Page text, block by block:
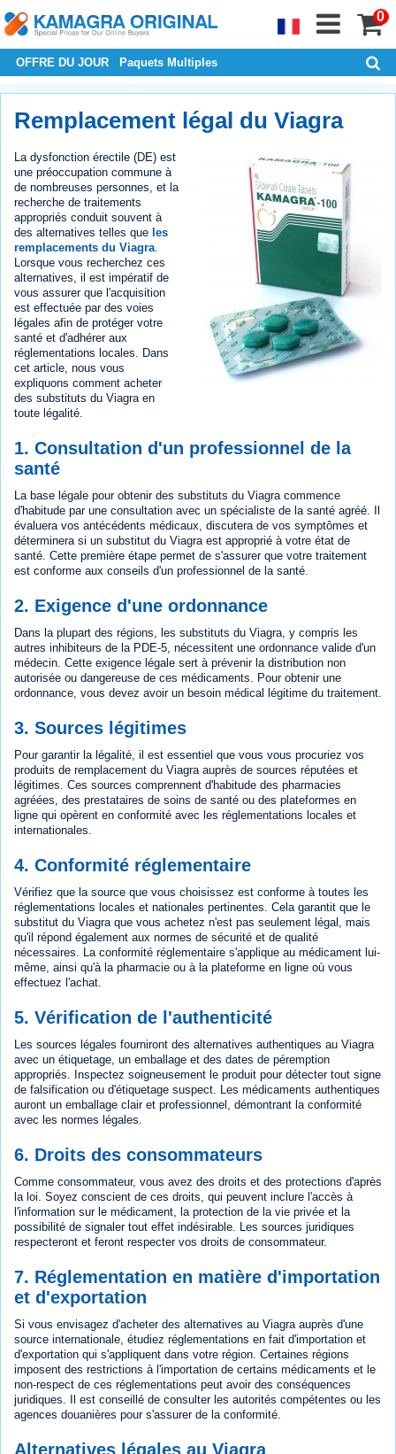
0
OFFRE DU JOUR Paquets Multiples
Remplacement légal du Viagra
La dysfonction érectile (DE) est
une préoccupation commune à
de nombreuses personnes, et la
recherche de traitements
appropriés conduit souvent à
des alternatives telles que les
remplacements du Viagra
Lorsque vous recherchez ces
alternatives, il est impératif de
vous assurer que l'acquisition
est effectuée par des voies
légales afin de protéger votre
santé et d'adhérer aux
réglementations locales. Dans
cet article, nous vous
expliquons comment acheter
des substituts du Viagra en
toute légalité.
1. Consultation d'un professionnel de la
santé
La base légale pour obtenir des substituts du Viagra commence
d'habitude par une consultation avec un spécialiste de la santé agréé. Il
évaluera vos antécédents médicaux, discutera de vos symptômes et
déterminera si un substitut du Viagra est approprié à votre état de
santé. Cette première étape permet de s'assurer que votre traitement
est conforme aux conseils d'un professionnel de la santé.
2. Exigence d'une ordonnance
Dans la plupart des régions, les substituts du Viagra, y compris les
autres inhibiteurs de la PDE-5, nécessitent une ordonnance valide d'un
médecin. Cette exigence légale sert à prévenir la distribution non
autorisée ou dangereuse de ces médicaments. Pour obtenir une
ordonnance, vous devez avoir un besoin médical légitime du traitement.
3. Sources légitimes
Pour garantir la légalité, il est essentiel que vous vous procuriez vos
produits de remplacement du Viagra auprès de sources réputées et
légitimes. Ces sources comprennent d'habitude des pharmacies
agréées, des prestataires de soins de santé ou des plateformes en
ligne qui opèrent en conformité avec les réglementations locales et
internationales.
4. Conformité réglementaire
Vérifiez que la source que vous choisissez est conforme à toutes les
réglementations locales et nationales pertinentes. Cela garantit que le
substitut du Viagra que vous achetez n'est pas seulement légal, mais
qu'il répond également aux normes de sécurité et de qualité
nécessaires. La conformité réglementaire s'applique au médicament lui-
même, ainsi qu'à la pharmacie ou à la plateforme en ligne où vous
effectuez l'achat.
5. Vérification de l'authenticité
Les sources légales fourniront des alternatives authentiques au Viagra
avec un étiquetage, un emballage et des dates de péremption
appropriés. Inspectez soigneusement le produit pour détecter tout signe
de falsification ou d'étiquetage suspect. Les médicaments authentiques
auront un emballage clair et professionnel, démontrant la conformité
avec les normes légales.
6. Droits des consommateurs
Comme consommateur, vous avez des droits et des protections d'après
la loi. Soyez conscient de ces droits, qui peuvent inclure l'accès à
l'information sur le médicament, la protection de la vie privée et la
possibilité de signaler tout effet indésirable. Les sources juridiques
respecteront et feront respecter vos droits de consommateur.
7. Réglementation en matière d'importation
et d'exportation
Si vous envisagez d'acheter des alternatives au Viagra auprès d'une
source internationale, étudiez réglementations en fait d'importation et
d'exportation qui s'appliquent dans votre région. Certaines régions
imposent des restrictions à l'importation de certains médicaments et le
non-respect de ces réglementations peut avoir des conséquences
juridiques. Il est conseillé de consulter les autorités compétentes ou les
agences douanières pour s'assurer de la conformité.
Alternatives légales au Viagra